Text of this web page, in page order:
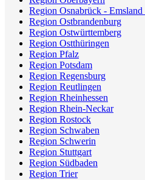
Region Osnabrück -
Region Ostbrandenburg
Region Ostwürttemberg
Region Ostthüringen
Region Pfalz
Region Potsdam
Region Regensburg
Region Reutlingen
Region Rheinhessen
Region Rhein-Neckar
Region Rostock
Region Schwaben
Region Schwerin
Region Stuttgart
Region Südbaden
Region Trier